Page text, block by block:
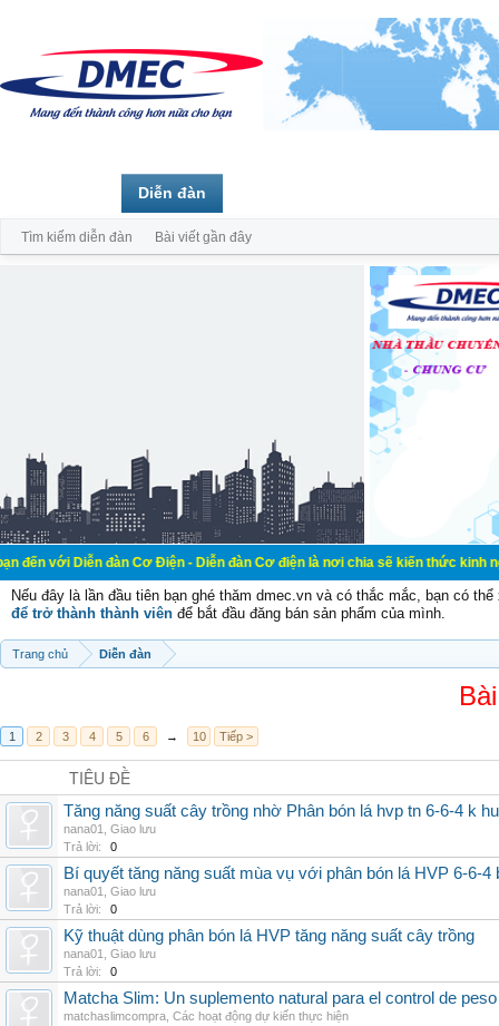
đàn Cơ Điện - Diễn đàn Cơ điện là nơi chia sẽ kiến thức kinh nghiệm
Nếu đây là lần đầu tiên bạn ghé thăm dmec.vn và có thắc mắc, bạn có
để trở thành thành viên để bắt đầu đăng bán sản phẩm của mình.
Trang chủ Diễn đàn
1 2 3 4 5 6 → 10 Tiếp >
TIÊU ĐỀ
Tăng năng suất cây trồng nhờ Phân bón lá hvp tn 6-6-4 k
nana01
Giao lưu
Trả lời:
0
Bí quyết tăng năng suất mùa vụ với phân bón lá HVP 6-6-4
nana01
Giao lưu
Trả lời:
0
Kỹ thuật dùng phân bón lá HVP tăng năng suất cây trồng
nana01
Giao lưu
Trả lời:
0
Matcha Slim: Un suplemento natural para el control de peso
matchaslimcompra Các hoạt động dự kiến thực hiện
Diễn đàn
Tìm kiếm diễn đàn Bài viết gần đây